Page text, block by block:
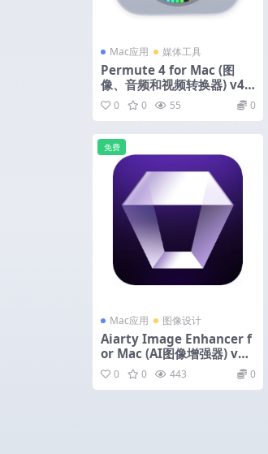
Mac应用 媒体工具
Permute 4 for Mac (图
像、音频和视频转换器) v4.
0.6 中文版
0 0 55 0
Mac应用 图像设计
Aiarty Image Enhancer f
or Mac (AI图像增强器) v3.
13 激活版
免费
0 0 443 0